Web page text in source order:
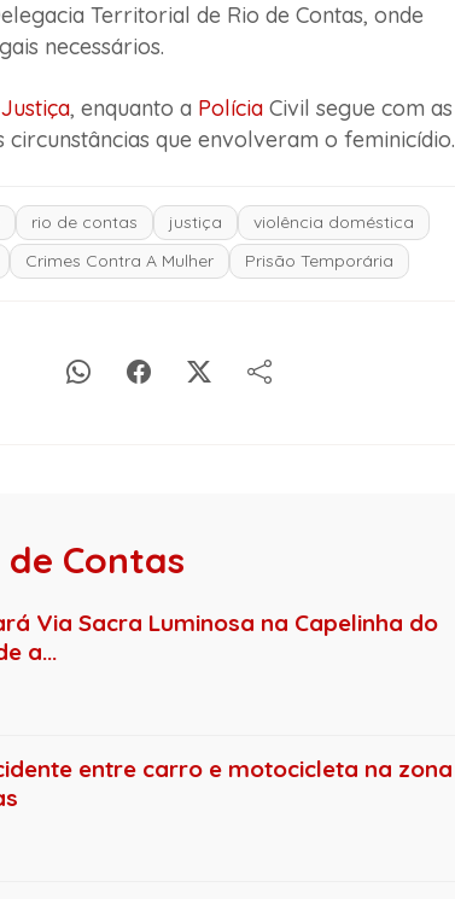
Territorial de Rio de Contas, onde
necessários.
Justiça, enquanto a PolíciaCivil segue com as
que envolveram o feminicídio.
rio de contas justiça
violência doméstica
Crimes Contra A Mulher Prisão Temporária
Contas
Via Sacra Luminosa na Capelinha do
a...
entre carro e motocicleta na zona